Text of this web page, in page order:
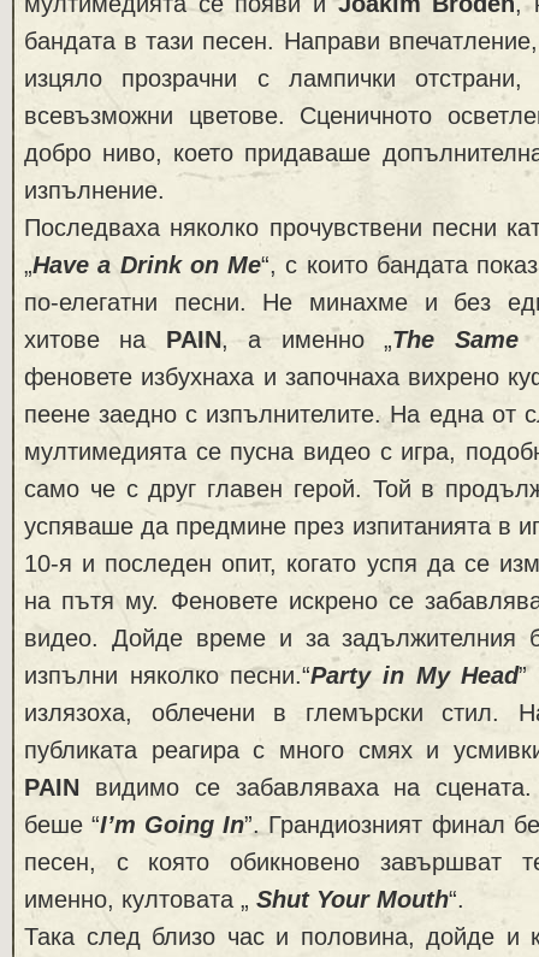
бандата в тази песен. Направи
изцяло прозрачни с лампички
всевъзможни цветове. Сценичното
добро ниво, което придаваше
изпълнение.
Последваха няколко прочувствени песни
„Have a Drink on Me“, с които бандата
по-елегатни песни. Не минахме и без
хитове на PAIN, а именно „The Same
феновете избухнаха и започнаха вихрено
пеене заедно с изпълнителите. На една от
мултимедията се пусна видео с игра,
само че с друг главен герой. Той в
успяваше да предмине през изпитанията в
10-я и последен опит, когато успя да се
на пътя му. Феновете искрено се
видео. Дойде време и за задължителния
изпълни няколко песни.“Party in My Head”
излязоха, облечени в глемърски стил.
публиката реагира с много смях и
PAIN видимо се забавляваха на
беше “I’m Going In”. Грандиозният финал
песен, с която обикновено завършват
именно, култовата „ Shut Your Mouth“.
Така след близо час и половина, дойде и